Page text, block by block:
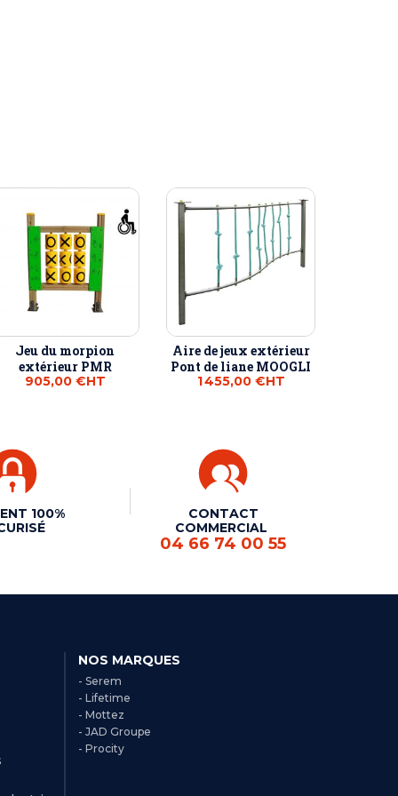
Jeu du morpion
extérieur PMR
905,00 €HT
Aire de jeux extérieur
Pont de liane MOOGLI
1 455,00 €HT
100%
CONTACT
COMMERCIAL
04 66 74 00 55
NOS MARQUES
- Serem
- Lifetime
- Mottez
- JAD Groupe
- Procity